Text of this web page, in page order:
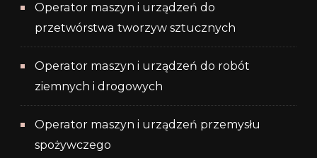
Operator maszyn i urządzeń do
przetwórstwa tworzyw sztucznych
Operator maszyn i urządzeń do robót
ziemnych i drogowych
Operator maszyn i urządzeń przemysłu
spożywczego